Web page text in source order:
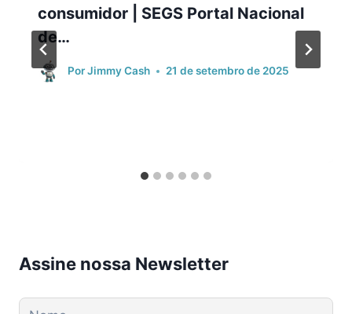
consumidor | SEGS Portal Nacional
de…
PorJimmy Cash 21 de setembro de 2025
Assine nossa Newsletter